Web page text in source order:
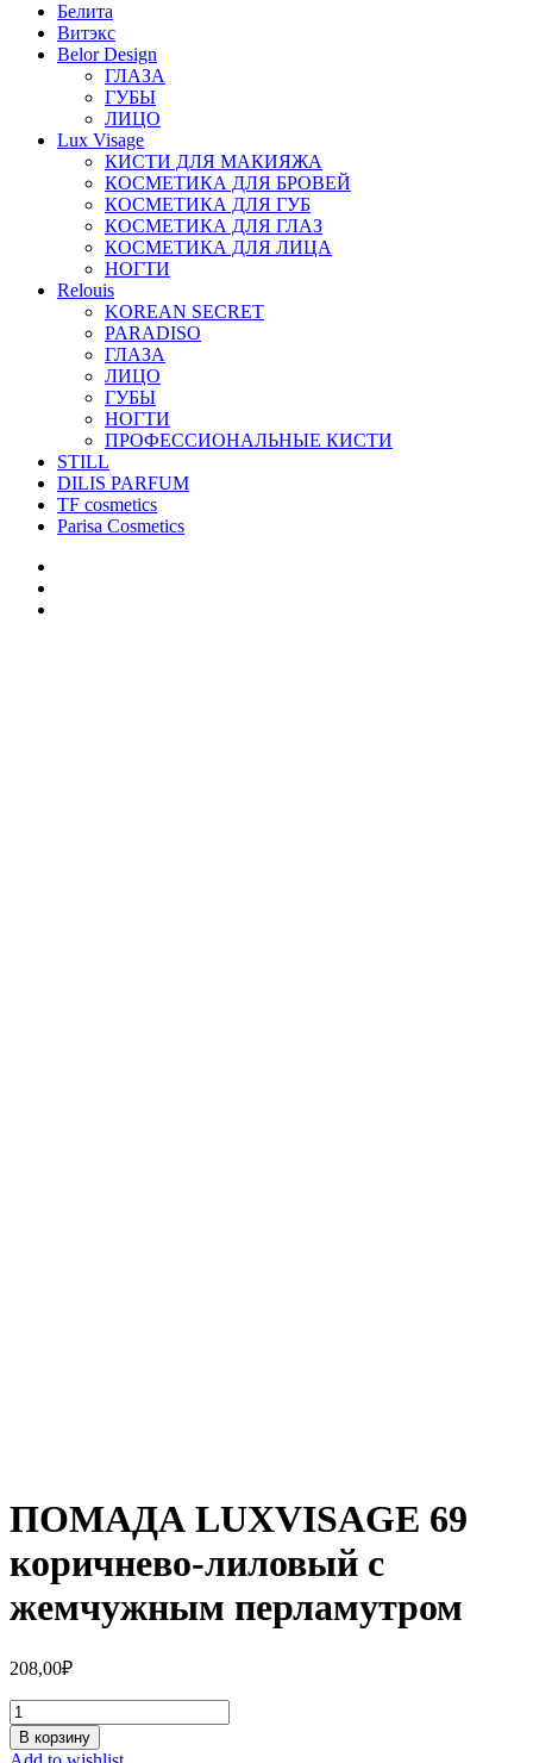
Белита
Витэкс
Belor Design
ГЛАЗА
ГУБЫ
ЛИЦО
Lux Visage
КИСТИ ДЛЯ МАКИЯЖА
КОСМЕТИКА ДЛЯ БРОВЕЙ
КОСМЕТИКА ДЛЯ ГУБ
КОСМЕТИКА ДЛЯ ГЛАЗ
КОСМЕТИКА ДЛЯ ЛИЦА
НОГТИ
Relouis
KOREAN SECRET
PARADISO
ГЛАЗА
ЛИЦО
ГУБЫ
НОГТИ
ПРОФЕССИОНАЛЬНЫЕ КИСТИ
STILL
DILIS PARFUM
TF cosmetics
Parisa Cosmetics
ПОМАДА LUXVISAGE 69
коричнево-лиловый с
жемчужным перламутром
208,00₽
Количество
ПОМАДА
LUXVISAGE
В корзину